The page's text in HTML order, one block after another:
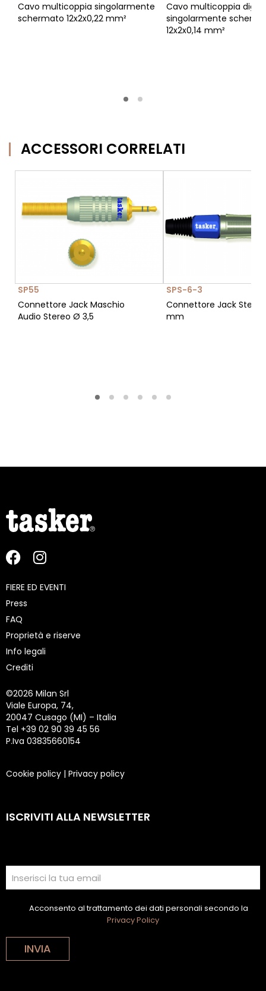
Cavo multicoppia singolarmente
schermato 12x2x0,22 mm²
Cavo multicoppia
singolarmente
12x2x0,14 mm²
ACCESSORI CORRELATI
SP55
Connettore Jack Maschio
Audio Stereo Ø 3,5
SPS-6-3
Connettore Jack
mm
FIERE ED EVENTI
Press
FAQ
Proprietà e riserve
Info legali
Crediti
©2026 Milan Srl
Viale Europa, 74,
20047 Cusago (MI) – Italia
Tel +39 02 90 39 45 56
P.Iva 03835660154
Cookie policy | Privacy policy
ISCRIVITI ALLA NEWSLETTER
Acconsento al trattamento dei dati personali secondo la
Privacy Policy
INVIA